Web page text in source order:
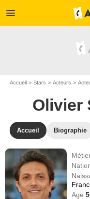
menu
Accueil Stars Acteurs
Olivier
Accueil Biographie
Age